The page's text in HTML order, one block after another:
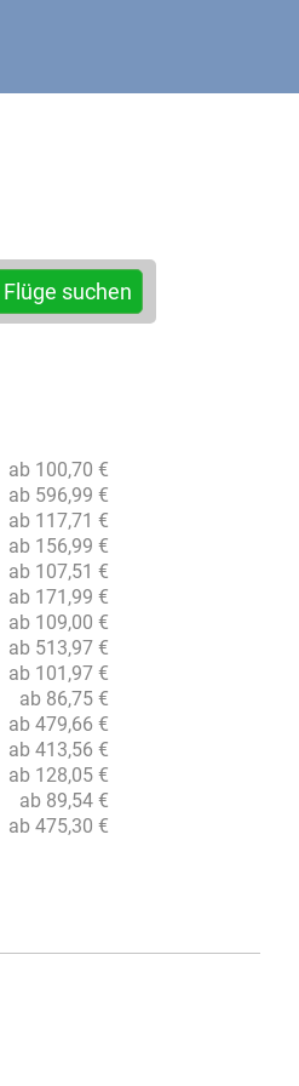
Flüge suchen
ab 100,70 €
ab 596,99 €
ab 117,71 €
ab 156,99 €
ab 107,51 €
ab 171,99 €
ab 109,00 €
ab 513,97 €
ab 101,97 €
ab 86,75 €
ab 479,66 €
ab 413,56 €
ab 128,05 €
ab 89,54 €
ab 475,30 €